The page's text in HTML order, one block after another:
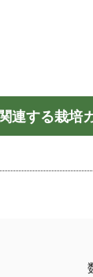
連する栽培